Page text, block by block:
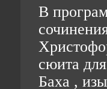
В
сюита
Баха ,